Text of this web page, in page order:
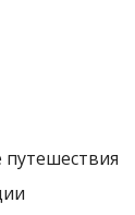
путешествия